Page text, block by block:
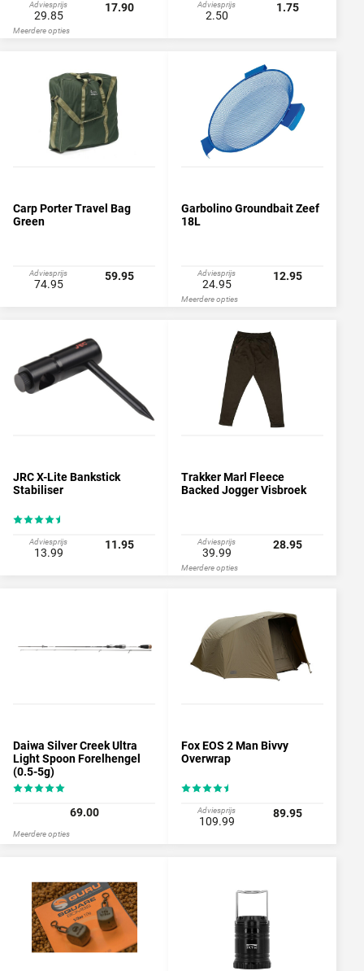
Adviesprijs
29.85
17.90
Meerdere opties
Adviesprijs
2.50
1.75
Carp Porter Travel Bag
Green
Adviesprijs
74.95
59.95
Garbolino Groundbait Zeef
18L
Adviesprijs
24.95
12.95
Meerdere opties
JRC X-Lite Bankstick
Stabiliser
Adviesprijs
13.99
11.95
Trakker Marl Fleece
Backed Jogger Visbroek
Adviesprijs
39.99
28.95
Meerdere opties
Daiwa Silver Creek Ultra
Light Spoon Forelhengel
(0.5-5g)
69.00
Meerdere opties
Fox EOS 2 Man Bivvy
Overwrap
Adviesprijs
109.99
89.95